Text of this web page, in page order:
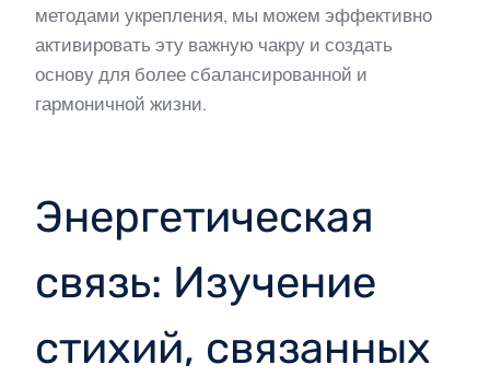
методами укрепления, мы можем эффективно
активировать эту важную чакру и создать
основу для более сбалансированной и
гармоничной жизни.
Энергетическая
связь: Изучение
стихий, связанных